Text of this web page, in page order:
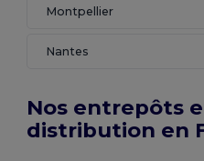
Montpellier
Nantes
Nos entrepôts
distribution en